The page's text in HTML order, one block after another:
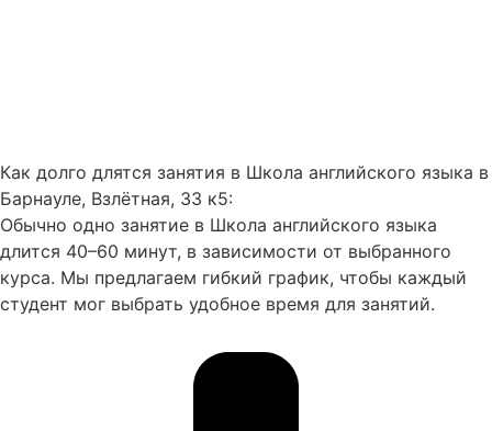
Как долго длятся занятия в Школа английского языка в
Барнауле, Взлётная, 33 к5:
Обычно одно занятие в Школа английского языка
длится 40–60 минут, в зависимости от выбранного
курса. Мы предлагаем гибкий график, чтобы каждый
студент мог выбрать удобное время для занятий.